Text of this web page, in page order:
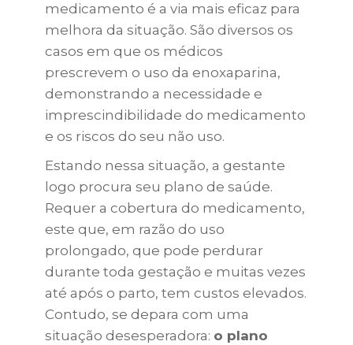
medicamento é a via mais eficaz para
melhora da situação. São diversos os
casos em que os médicos
prescrevem o uso da enoxaparina,
demonstrando a necessidade e
imprescindibilidade do medicamento
e os riscos do seu não uso.
Estando nessa situação, a gestante
logo procura seu plano de saúde.
Requer a cobertura do medicamento,
este que, em razão do uso
prolongado, que pode perdurar
durante toda gestação e muitas vezes
até após o parto, tem custos elevados.
Contudo, se depara com uma
situação desesperadora: o plano